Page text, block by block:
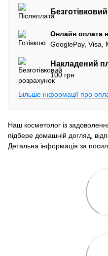
Онлайн оплата
GooglePay, Visa,
Накладений
100 грн
Більше інформації про
Наш косметолог із
підбере домашній догляд,
Детальна інформація за